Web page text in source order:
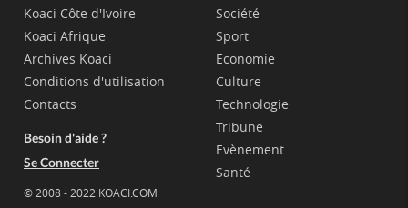
Koaci Côte d'Ivoire
Koaci Afrique
Archives Koaci
Conditions d'utilisation
Contacts
Besoin d'aide ?
Se Connecter
© 2008 - 2022 KOACI.COM
Société
Sport
Economie
Culture
Technologie
Tribune
Evènement
Santé